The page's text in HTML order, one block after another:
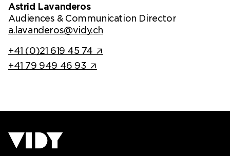
Astrid Lavanderos
Audiences & Communication Director
a.lavanderos@vidy.ch
+41 (0)21 619 45 74
+41 79 949 46 93